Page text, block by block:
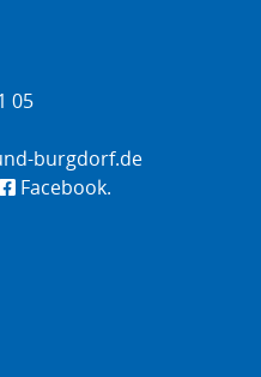
05
burgdorf.de
Facebook.